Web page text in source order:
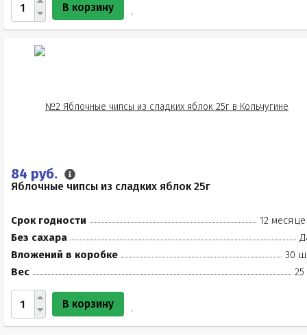
В корзину
84 руб.
Яблочные чипсы из сладких яблок 25г
Срок годности
12
Без сахара
Вложений в коробке
30
Вес
25
В корзину